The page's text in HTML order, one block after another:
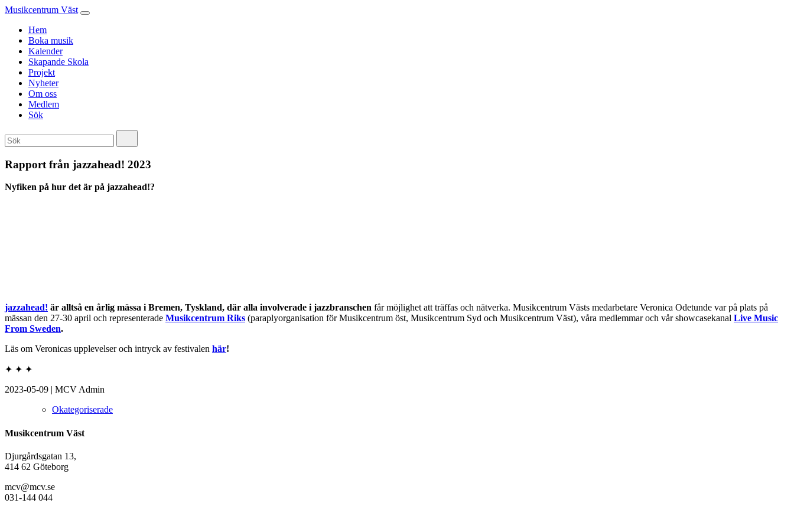
Musikcentrum Väst
Hem
Boka musik
Kalender
Skapande Skola
Projekt
Nyheter
Om oss
Medlem
Sök
Rapport från jazzahead! 2023
Nyfiken på hur det är på jazzahead!?
jazzahead! är alltså en årlig mässa i Bremen, Tyskland, där alla involverade i jazzbranschen får möjlighet att träffas och nätverka. Musikcentrum Västs medarbetare Veronica Odetunde var på plats på
mässan den 27-30 april och representerade Musikcentrum Riks (paraplyorganisation för Musikcentrum öst, Musikcentrum Syd och Musikcentrum Väst), våra medlemmar och vår showcasekanal Live Music
From Sweden.
Läs om Veronicas upplevelser och intryck av festivalen här!
✦ ✦ ✦
2023-05-09 | MCV Admin
Okategoriserade
Musikcentrum Väst
Djurgårdsgatan 13,
414 62 Göteborg
mcv@mcv.se
031-144 044